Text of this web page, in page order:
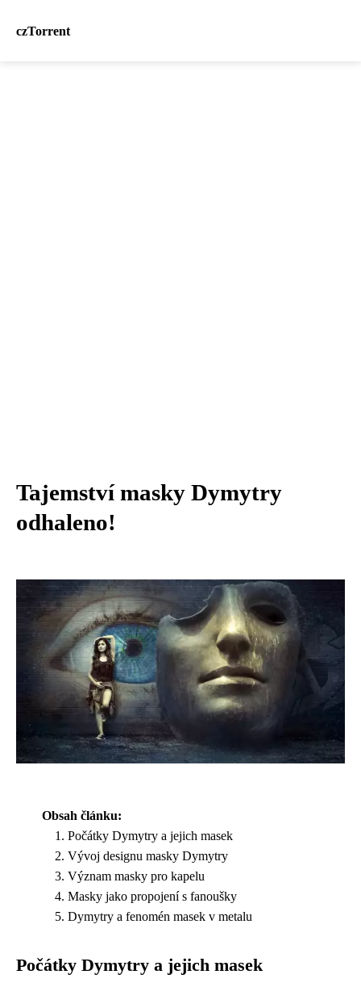
czTorrent
Tajemství masky Dymytry
odhaleno!
Obsah článku:
Počátky Dymytry a jejich masek
Vývoj designu masky Dymytry
Význam masky pro kapelu
Masky jako propojení s fanoušky
Dymytry a fenomén masek v metalu
Počátky Dymytry a jejich masek